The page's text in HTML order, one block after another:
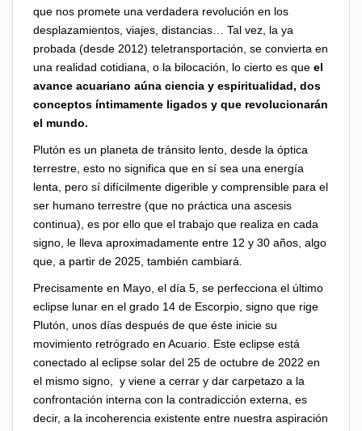
que nos promete una verdadera revolución en los
desplazamientos, viajes, distancias… Tal vez, la ya
probada (desde 2012) teletransportación, se convierta en
una realidad cotidiana, o la bilocación, lo cierto es que el
avance acuariano aúna ciencia y espiritualidad, dos
conceptos íntimamente ligados y que revolucionarán
el mundo.
Plutón es un planeta de tránsito lento, desde la óptica
terrestre, esto no significa que en sí sea una energía
lenta, pero sí difícilmente digerible y comprensible para el
ser humano terrestre (que no práctica una ascesis
continua), es por ello que el trabajo que realiza en cada
signo, le lleva aproximadamente entre 12 y 30 años, algo
que, a partir de 2025, también cambiará.
Precisamente en Mayo, el día 5, se perfecciona el último
eclipse lunar en el grado 14 de Escorpio, signo que rige
Plutón, unos días después de que éste inicie su
movimiento retrógrado en Acuario. Este eclipse está
conectado al eclipse solar del 25 de octubre de 2022 en
el mismo signo, y viene a cerrar y dar carpetazo a la
confrontación interna con la contradicción externa, es
decir, a la incoherencia existente entre nuestra aspiración